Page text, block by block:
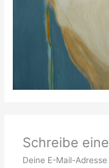
Schreibe
Deine E-Mail-